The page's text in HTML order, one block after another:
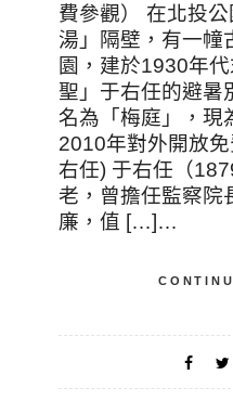
費參觀） 在北投
湯」隔壁，有一幢
園，建於1930年
聖」于右任的避暑
名為「梅庭」，現
2010年對外開放
右任) 于右任（
老，曾擔任監察院
廉，值 […]…